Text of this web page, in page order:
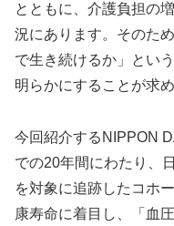
とともに、介護負担の
況にあります。そのた
で生き続けるか」とい
明らかにすることが求
今回紹介するNIPPON
での20年間にわたり、
を対象に追跡したコホ
康寿命に着目し、「血